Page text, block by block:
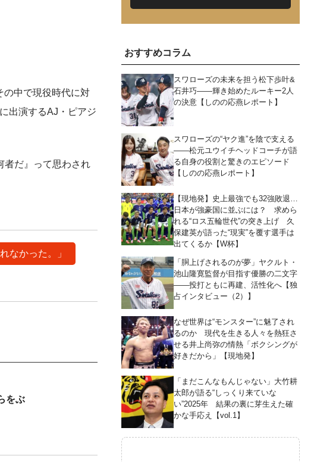
中で現役時代に対
出演するAJ・ピアジ
者だ』って思わされ
なかった。」
をぶ
おすすめコラム
スワローズの未来を担う松下歩叶&
石井巧――輝き始めたルーキー2人
の決意【しのの応燕レポート】
スワローズの“ヤク進”を陰で支える
――松元ユウイチヘッドコーチが語
る自身の役割と驚きのエピソード
【しのの応燕レポート】
【現地発】史上最強でも32強敗退…
日本が強豪国に並ぶには？ 求めら
れる“ロス五輪世代”の突き上げ 久
保建英が語った“現実”を覆す選手は
出てくるか【W杯】
「胴上げされるのが夢」ヤクルト・
池山隆寛監督が目指す優勝の二文字
――投打ともに再建、活性化へ【独
占インタビュー（2）】
なぜ世界は“モンスター”に魅了され
るのか 現代を生きる人々を熱狂さ
せる井上尚弥の情熱「ボクシングが
好きだから」【現地発】
「まだこんなもんじゃない」大竹耕
太郎が語る“しっくり来ていな
い”2025年 結果の裏に芽生えた確
かな手応え【vol.1】